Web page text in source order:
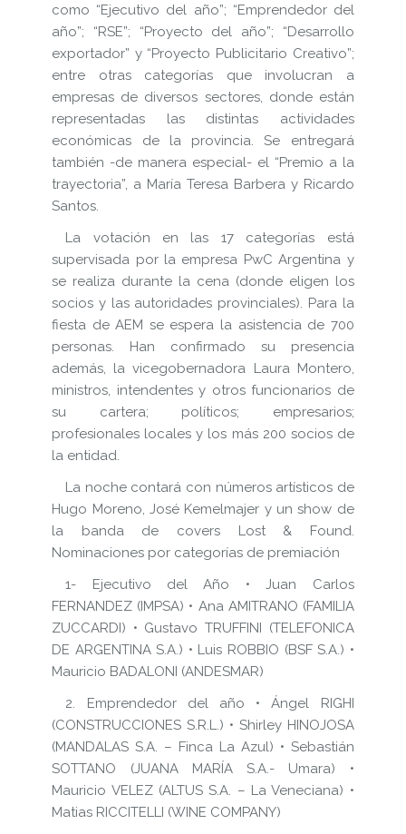
como “Ejecutivo del año”; “Emprendedor del
año”; “RSE”; “Proyecto del año”; “Desarrollo
exportador” y “Proyecto Publicitario Creativo”;
entre otras categorías que involucran a
empresas de diversos sectores, donde están
representadas las distintas actividades
económicas de la provincia. Se entregará
también -de manera especial- el “Premio a la
trayectoria”, a María Teresa Barbera y Ricardo
Santos.
La votación en las 17 categorías está
supervisada por la empresa PwC Argentina y
se realiza durante la cena (donde eligen los
socios y las autoridades provinciales). Para la
fiesta de AEM se espera la asistencia de 700
personas. Han confirmado su presencia
además, la vicegobernadora Laura Montero,
ministros, intendentes y otros funcionarios de
su cartera; políticos; empresarios;
profesionales locales y los más 200 socios de
la entidad.
La noche contará con números artísticos de
Hugo Moreno, José Kemelmajer y un show de
la banda de covers Lost & Found.
Nominaciones por categorías de premiación
1- Ejecutivo del Año • Juan Carlos
FERNANDEZ (IMPSA) • Ana AMITRANO (FAMILIA
ZUCCARDI) • Gustavo TRUFFINI (TELEFONICA
DE ARGENTINA S.A.) • Luis ROBBIO (BSF S.A.) •
Mauricio BADALONI (ANDESMAR)
2. Emprendedor del año • Ángel RIGHI
(CONSTRUCCIONES S.R.L.) • Shirley HINOJOSA
(MANDALAS S.A. – Finca La Azul) • Sebastián
SOTTANO (JUANA MARÍA S.A.- Umara) •
Mauricio VELEZ (ALTUS S.A. – La Veneciana) •
Matias RICCITELLI (WINE COMPANY)